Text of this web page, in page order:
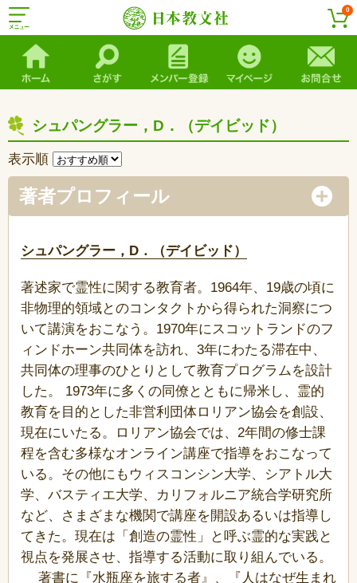
0
シュパングラー，D．（デイビッド）
表示順
著者プロフィール
シュパングラー，D．（デイビッド）
著述家で霊性に関する教育者。1964年、19歳の頃に
非物理的領域とのコンタクトから得られた洞察につ
いて講演をおこなう。1970年にスコットランドのフ
ィンドホーン共同体を訪れ、3年にわたる滞在中、
共同体の理事のひとりとして教育プログラムを設計
した。 1973年に多くの同僚とともに帰米し、霊的
教育を目的とした非営利団体ロリアン協会を創設、
現在にいたる。ロリアン協会では、2年間の修士課
程を含む多様なオンライン講座で指導をおこなって
いる。その他にもウィスコンシン大学、シアトル大
学、バスティエ大学、カリフォルニア統合学研究所
など、さまざまな機関で講座を開設あるいは指導し
てきた。現在は「創造の霊性」と呼ぶ霊的な実践と
視点を発展させ、指導する活動に取り組んでいる。
著書に『水瓶座を旅する者』、
『人はなぜ生まれ